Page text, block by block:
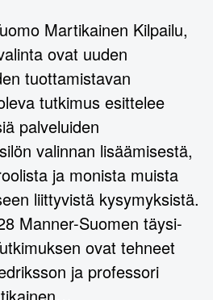
Martikainen Kilpailu,
ovat uuden
tuottamistavan
tutkimus esittelee
palveluiden
valinnan lisäämisestä,
ja monista muista
liittyvistä kysymyksistä.
Manner-Suomen täysi-
ovat tehneet
ja professori